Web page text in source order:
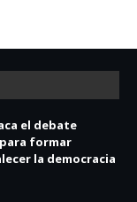
el debate
formar
la democracia